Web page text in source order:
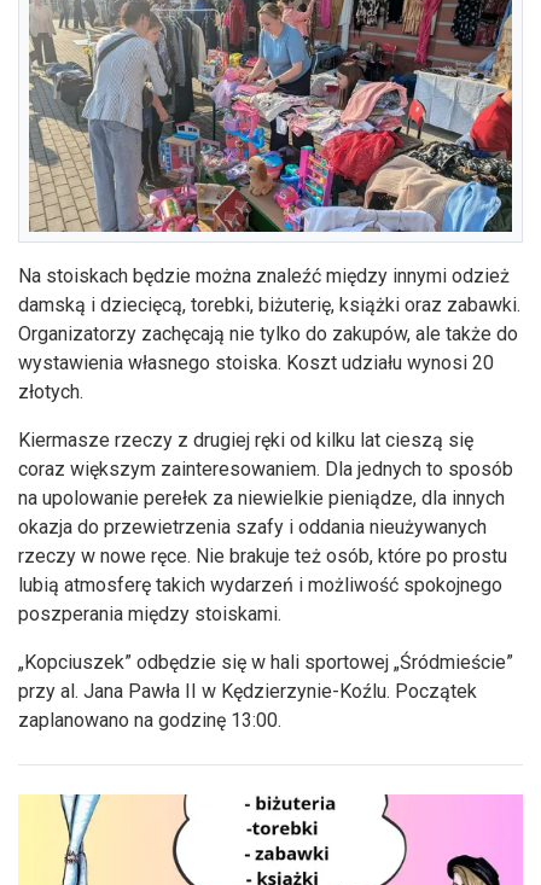
Na stoiskach będzie można znaleźć między innymi odzież
damską i dziecięcą, torebki, biżuterię, książki oraz zabawki.
Organizatorzy zachęcają nie tylko do zakupów, ale także do
wystawienia własnego stoiska. Koszt udziału wynosi 20
złotych.
Kiermasze rzeczy z drugiej ręki od kilku lat cieszą się
coraz większym zainteresowaniem. Dla jednych to sposób
na upolowanie perełek za niewielkie pieniądze, dla innych
okazja do przewietrzenia szafy i oddania nieużywanych
rzeczy w nowe ręce. Nie brakuje też osób, które po prostu
lubią atmosferę takich wydarzeń i możliwość spokojnego
poszperania między stoiskami.
„Kopciuszek” odbędzie się w hali sportowej „Śródmieście”
przy al. Jana Pawła II w Kędzierzynie-Koźlu. Początek
zaplanowano na godzinę 13:00.